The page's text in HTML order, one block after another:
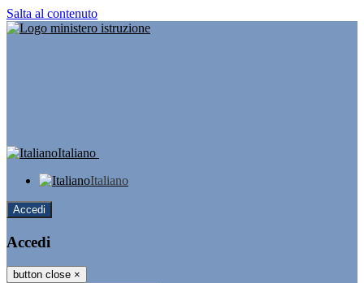
Salta al contenuto
Italiano
Italiano
Accedi
Accedi
button close ×